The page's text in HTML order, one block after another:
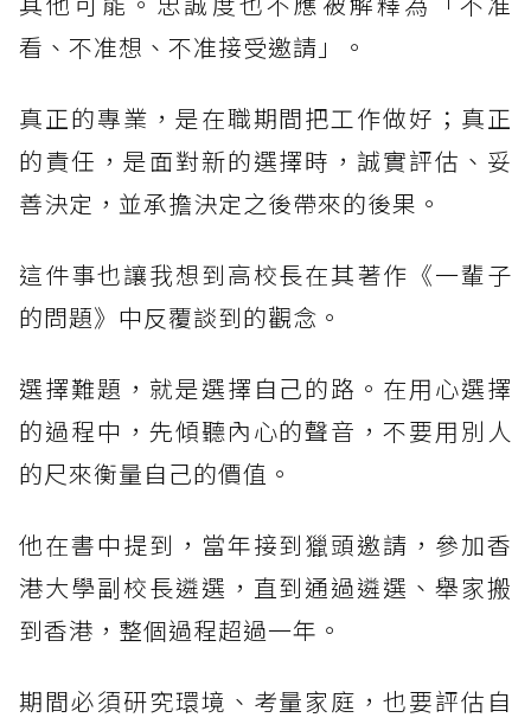
看、不准想、不准接受邀請」。
真正的專業，是在職期間把工作做好；真正
的責任，是面對新的選擇時，誠實評估、妥
善決定，並承擔決定之後帶來的後果。
這件事也讓我想到高校長在其著作《一輩子
的問題》中反覆談到的觀念。
選擇難題，就是選擇自己的路。在用心選擇
的過程中，先傾聽內心的聲音，不要用別人
的尺來衡量自己的價值。
他在書中提到，當年接到獵頭邀請，參加香
港大學副校長遴選，直到通過遴選、舉家搬
到香港，整個過程超過一年。
期間必須研究環境、考量家庭，也要評估自